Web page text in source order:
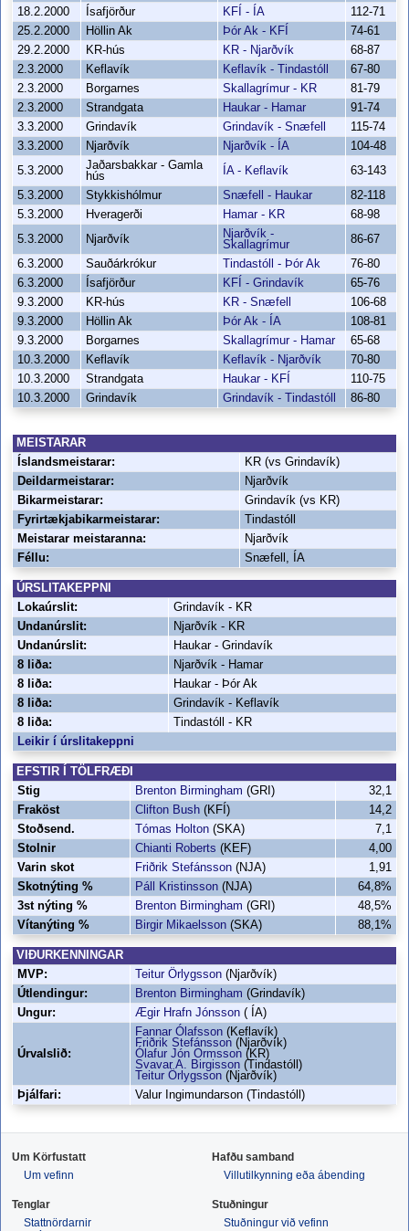
18.2.2000
Ísafjörður KFÍ - ÍA
112-71
25.2.2000
Höllin Ak Þór Ak - KFÍ
74-61
29.2.2000
KR-hús KR - Njarðvík
68-87
2.3.2000
Keflavík Keflavík - Tindastóll
67-80
2.3.2000
Borgarnes Skallagrímur - KR
81-79
2.3.2000
Strandgata Haukar - Hamar
91-74
3.3.2000
Grindavík Grindavík - Snæfell
115-74
3.3.2000
Njarðvík Njarðvík - ÍA
104-48
5.3.2000
Jaðarsbakkar - Gamla
hús
ÍA - Keflavík
63-143
5.3.2000
Stykkishólmur Snæfell - Haukar
82-118
5.3.2000
Hveragerði Hamar - KR
68-98
5.3.2000
Njarðvík
Njarðvík -
Skallagrímur
86-67
6.3.2000
Sauðárkrókur Tindastóll - Þór Ak
76-80
6.3.2000
Ísafjörður KFÍ - Grindavík
65-76
9.3.2000
KR-hús KR - Snæfell
106-68
9.3.2000
Höllin Ak Þór Ak - ÍA
108-81
9.3.2000
Borgarnes Skallagrímur - Hamar
65-68
10.3.2000
Keflavík Keflavík - Njarðvík
70-80
10.3.2000
Strandgata Haukar - KFÍ
110-75
10.3.2000
Grindavík Grindavík - Tindastóll 86-80
MEISTARAR
Íslandsmeistarar:
KR (vs Grindavík)
Deildarmeistarar:
Njarðvík
Bikarmeistarar:
Grindavík (vs KR)
Fyrirtækjabikarmeistarar:
Tindastóll
Meistarar meistaranna:
Njarðvík
Féllu:
Snæfell, ÍA
ÚRSLITAKEPPNI
Lokaúrslit:
Grindavík - KR
Undanúrslit:
Njarðvík - KR
Undanúrslit:
Haukar - Grindavík
8 liða:
Njarðvík - Hamar
8 liða:
Haukar - Þór Ak
8 liða:
Grindavík - Keflavík
8 liða:
Tindastóll - KR
Leikir í úrslitakeppni
EFSTIR Í TÖLFRÆÐI
Stig
Brenton Birmingham (GRI)
32,1
Fraköst
Clifton Bush (KFÍ)
14,2
Stoðsend.
Tómas Holton (SKA)
7,1
Stolnir
Chianti Roberts (KEF)
4,00
Varin skot
Friðrik Stefánsson (NJA)
1,91
Skotnýting %
Páll Kristinsson (NJA)
64,8%
3st nýting %
Brenton Birmingham (GRI)
48,5%
Vítanýting %
Birgir Mikaelsson (SKA) 88,1%
VIÐURKENNINGAR
MVP:
Teitur Örlygsson (Njarðvík)
Útlendingur:
Brenton Birmingham (Grindavík)
Ungur:
Ægir Hrafn Jónsson ( ÍA)
Úrvalslið:
Fannar Ólafsson (Keflavík)
Friðrik Stefánsson (Njarðvík)
Ólafur Jón Ormsson (KR)
Svavar A. Birgisson (Tindastóll)
Teitur Örlygsson (Njarðvík)
Þjálfari:
Valur Ingimundarson (Tindastóll)
Um Körfustatt
Um vefinn
Hafðu samband
Villutilkynning eða ábending
Tenglar
Stattnördarnir
Stuðningur
Stuðningur við vefinn